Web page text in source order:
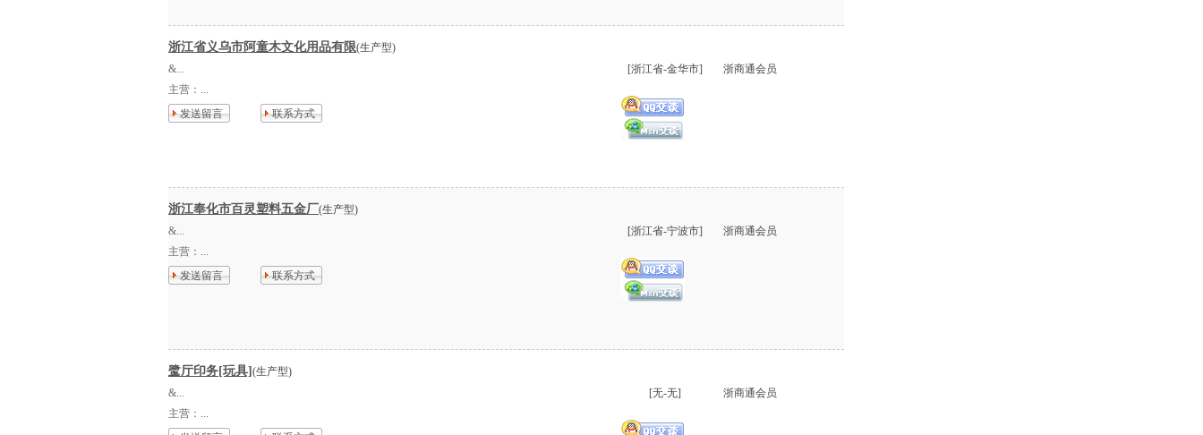
浙江省义乌市阿童木文化用品有限(生产型)
&...
主营： ...
发送留言
联系方式
[浙江省-金华市] 浙商通会员
浙江奉化市百灵塑料五金厂(生产型)
&...
主营： ...
发送留言
联系方式
[浙江省-宁波市] 浙商通会员
鹭厅印务[玩具] (生产型)
&...
主营： ...
[无-无] 浙商通会员